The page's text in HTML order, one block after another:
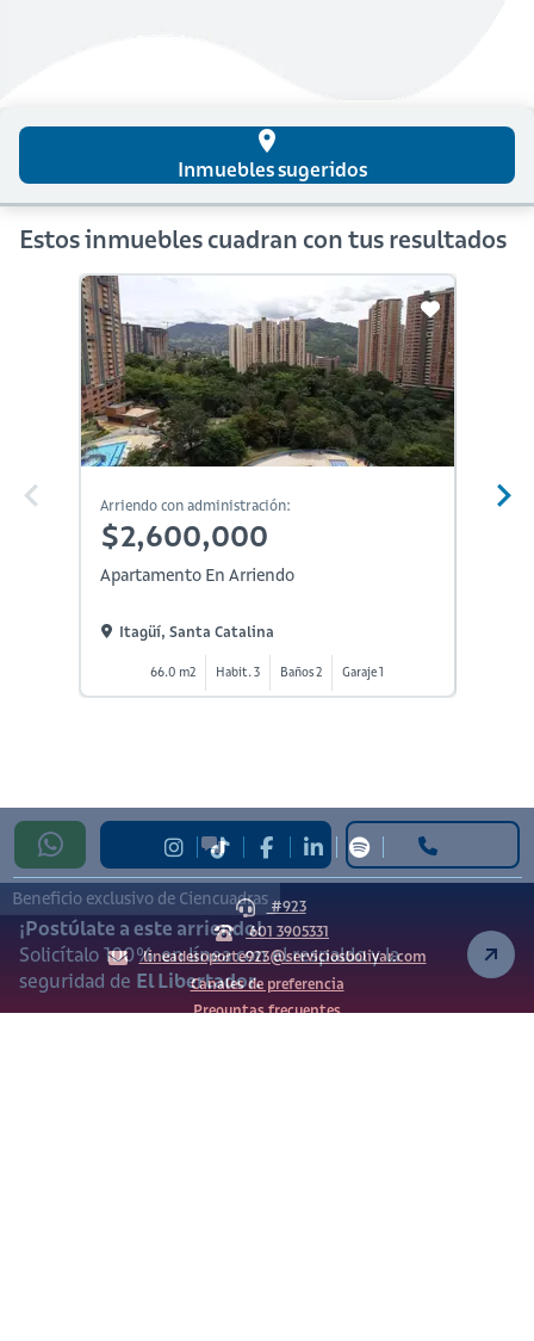
Beneficio exclusivo de Ciencuadras
¡Postúlate a este arriendo!
Solicítalo 100% en línea con el respaldo y la
seguridad de El Libertador.
place
Inmuebles sugeridos
Estos inmuebles cuadran con tus resultados
Arriendo con administración:
$2,600,000
Apartamento En Arriendo
Itagüí, Santa Catalina
66.0 m2 Habit. 3 Baños 2 Garaje 1
#923
601 3905331
lineadesoporte923@serviciosbolivar.com
Canales de preferencia
Preguntas frecuentes